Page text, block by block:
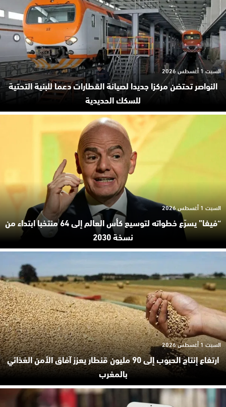
النواصر تحتضن مركزا جديدا لصيانة القطارات دعما للبنية التحتية
للسكك الحديدية
السبت 1 أغسطس 2026
“فيفا” يسرّع خطواته لتوسيع كأس العالم إلى 64 منتخبا ابتداء من
نسخة 2030
السبت 1 أغسطس 2026
ارتفاع إنتاج الحبوب إلى 90 مليون قنطار يعزز آفاق الأمن الغذائي
بالمغرب
السبت 1 أغسطس 2026